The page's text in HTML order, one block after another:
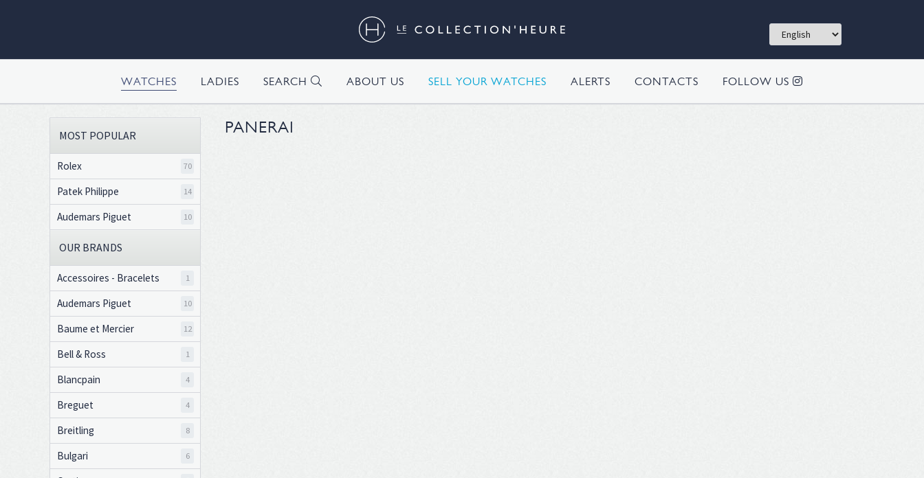
WATCHES LADIES SEARCH ABOUT US SELL YOUR WATCHES ALERTS CONTACTS FOLLOW US
MOST POPULAR
Rolex 70
Patek Philippe 14
Audemars Piguet 10
OUR BRANDS
Accessoires - Bracelets 1
Audemars Piguet 10
Baume et Mercier 12
Bell & Ross 1
Blancpain 4
Breguet 4
Breitling 8
Bulgari 6
PANERAI